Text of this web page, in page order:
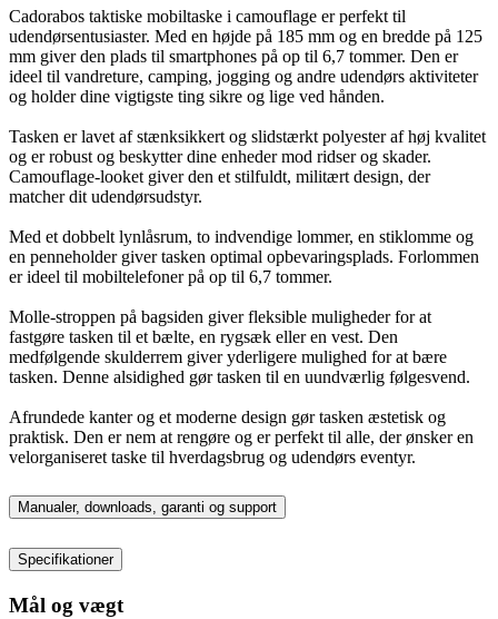
Cadorabos taktiske mobiltaske i camouflage er perfekt til
udendørsentusiaster. Med en højde på 185 mm og en bredde på 125
mm giver den plads til smartphones på op til 6,7 tommer. Den er
ideel til vandreture, camping, jogging og andre udendørs aktiviteter
og holder dine vigtigste ting sikre og lige ved hånden.
Tasken er lavet af stænksikkert og slidstærkt polyester af høj kvalitet
og er robust og beskytter dine enheder mod ridser og skader.
Camouflage-looket giver den et stilfuldt, militært design, der
matcher dit udendørsudstyr.
Med et dobbelt lynlåsrum, to indvendige lommer, en stiklomme og
en penneholder giver tasken optimal opbevaringsplads. Forlommen
er ideel til mobiltelefoner på op til 6,7 tommer.
Molle-stroppen på bagsiden giver fleksible muligheder for at
fastgøre tasken til et bælte, en rygsæk eller en vest. Den
medfølgende skulderrem giver yderligere mulighed for at bære
tasken. Denne alsidighed gør tasken til en uundværlig følgesvend.
Afrundede kanter og et moderne design gør tasken æstetisk og
praktisk. Den er nem at rengøre og er perfekt til alle, der ønsker en
velorganiseret taske til hverdagsbrug og udendørs eventyr.
Manualer, downloads, garanti og support
Specifikationer
Mål og vægt